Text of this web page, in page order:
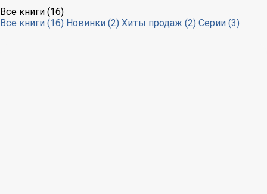
Все книги (16)
Все книги (16) Новинки (2) Хиты продаж (2) Серии (3)